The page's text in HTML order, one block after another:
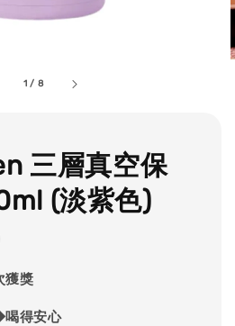
1 / 8
三層真空保
(淡紫色)
獲獎
得安心